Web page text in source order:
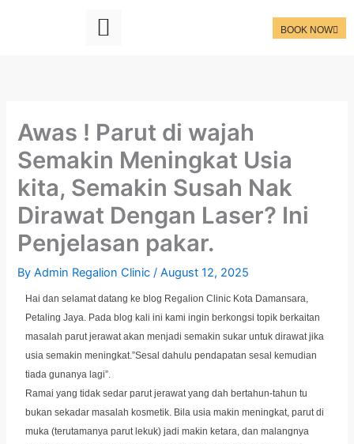
BOOK NOW
Awas ! Parut di wajah
Semakin Meningkat Usia
kita, Semakin Susah Nak
Dirawat Dengan Laser? Ini
Penjelasan pakar.
ByAdmin Regalion Clinic/August 12, 2025
Hai dan selamat datang ke blog Regalion Clinic Kota Damansara,
Petaling Jaya. Pada blog kali ini kami ingin berkongsi topik berkaitan
masalah parut jerawat akan menjadi semakin sukar untuk dirawat jika
usia semakin meningkat.”Sesal dahulu pendapatan sesal kemudian
tiada gunanya lagi”.
Ramai yang tidak sedar parut jerawat yang dah bertahun-tahun tu
bukan sekadar masalah kosmetik. Bila usia makin meningkat, parut di
muka (terutamanya parut lekuk) jadi makin ketara, dan malangnya